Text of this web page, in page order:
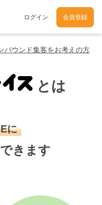
ログイン 会員登録
バウンド集客をお考えの方
とは
に
きます